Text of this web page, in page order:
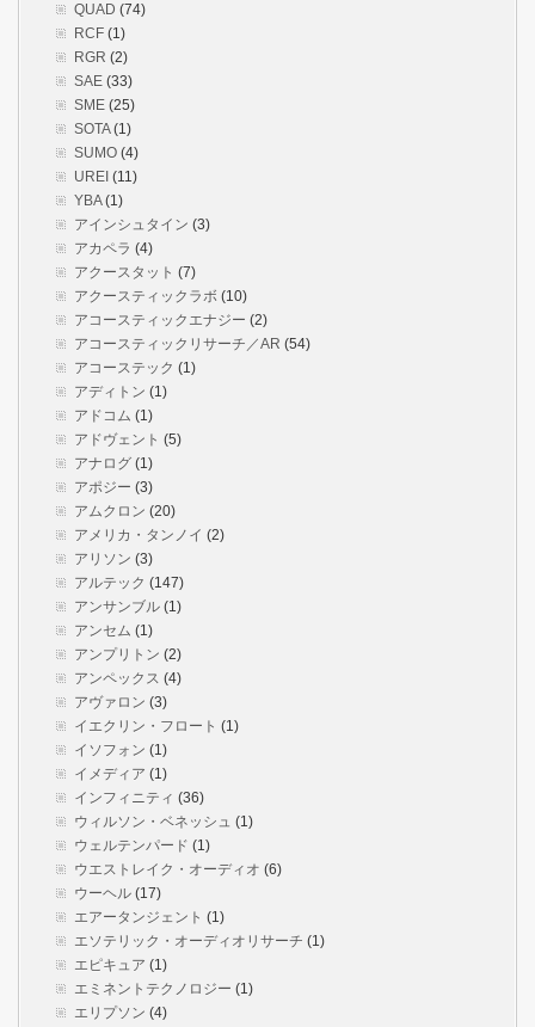
QUAD (74)
RCF (1)
RGR (2)
SAE (33)
SME (25)
SOTA(1)
SUMO (4)
UREI (11)
YBA(1)
アインシュタイン (3)
アカペラ (4)
アクースタット (7)
アクースティックラボ (10)
アコースティックエナジー (2)
アコースティックリサーチ／AR (54)
アコーステック (1)
アディトン (1)
アドコム (1)
アドヴェント (5)
アナログ (1)
アポジー (3)
アムクロン (20)
アメリカ・タンノイ (2)
アリソン (3)
アルテック (147)
アンサンブル (1)
アンセム (1)
アンプリトン (2)
アンペックス (4)
アヴァロン (3)
イエクリン・フロート (1)
イソフォン (1)
イメディア (1)
インフィニティ (36)
ウィルソン・ベネッシュ (1)
ウェルテンパード (1)
ウエストレイク・オーディオ (6)
ウーヘル (17)
エアータンジェント (1)
エソテリック・オーディオリサーチ (1)
エピキュア (1)
エミネントテクノロジー (1)
エリプソン (4)